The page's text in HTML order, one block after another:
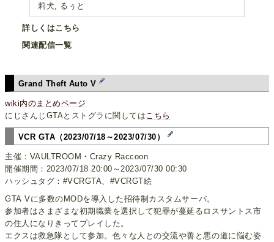
莉犬, るぅと
詳しくはこちら
関連配信一覧
Grand Theft Auto V
wiki内のまとめページ
にじさんじGTAとストグラに関しては こちら
VCR GTA（2023/07/18～2023/07/30）
主催：VAULTROOM・Crazy Raccoon
開催期間：2023/07/18 20:00～2023/07/30 00:30
ハッシュタグ：#VCRGTA、#VCRGT絵
GTA Vに多数のMODを導入した招待制カスタムサーバ。
参加者はさまざまな初期職業を選択して犯罪が蔓延るロスサントス市
の住人になりきってプレイした。
エクスは救急隊として参加。色々な人との交流や善と悪の道に悩む姿